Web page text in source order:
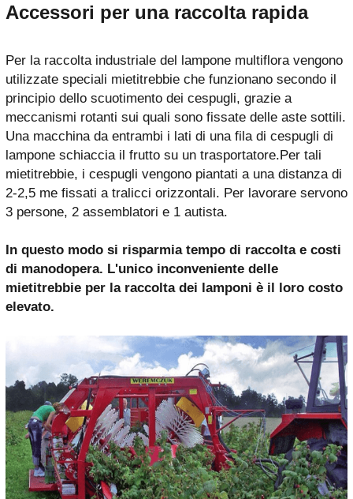
Accessori per una raccolta rapida
Per la raccolta industriale del lampone multiflora vengono
utilizzate speciali mietitrebbie che funzionano secondo il
principio dello scuotimento dei cespugli, grazie a
meccanismi rotanti sui quali sono fissate delle aste sottili.
Una macchina da entrambi i lati di una fila di cespugli di
lampone schiaccia il frutto su un trasportatore.Per tali
mietitrebbie, i cespugli vengono piantati a una distanza di
2-2,5 me fissati a tralicci orizzontali. Per lavorare servono
3 persone, 2 assemblatori e 1 autista.
In questo modo si risparmia tempo di raccolta e costi
di manodopera. L'unico inconveniente delle
mietitrebbie per la raccolta dei lamponi è il loro costo
elevato.